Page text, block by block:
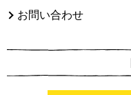
お問い合わせ